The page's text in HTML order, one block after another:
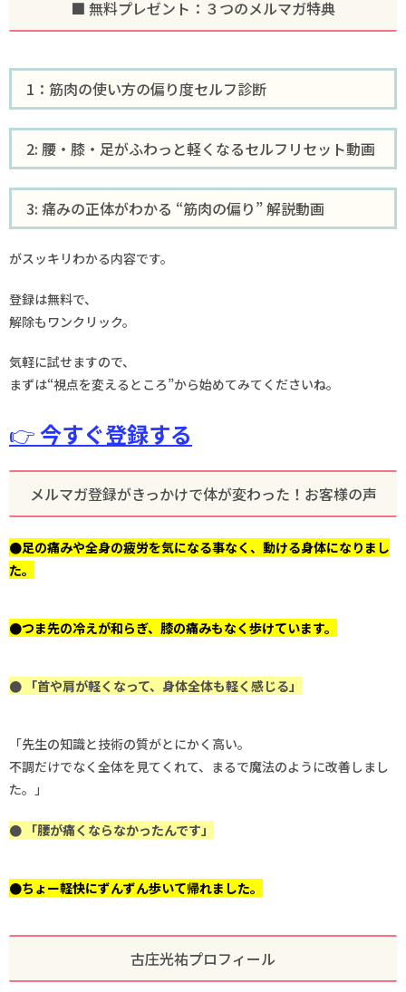
■ 無料プレゼント：３つのメルマガ特典
1：筋肉の使い方の偏り度セルフ診断
2: 腰・膝・足がふわっと軽くなるセルフリセット動画
3: 痛みの正体がわかる “筋肉の偏り” 解説動画
がスッキリわかる内容です。
登録は無料で、
解除もワンクリック。
気軽に試せますので、
まずは“視点を変えるところ”から始めてみてくださいね。
👉今すぐ登録する
メルマガ登録がきっかけで体が変わった！お客様の声
●足の痛みや全身の疲労を気になる事なく、動ける身体になりまし
た。
●つま先の冷えが和らぎ、膝の痛みもなく歩けています。
● 「首や肩が軽くなって、身体全体も軽く感じる」
「先生の知識と技術の質がとにかく高い。
不調だけでなく全体を見てくれて、まるで魔法のように改善しまし
た。」
● 「腰が痛くならなかったんです」
●ちょー軽快にずんずん歩いて帰れました。
古庄光祐プロフィール